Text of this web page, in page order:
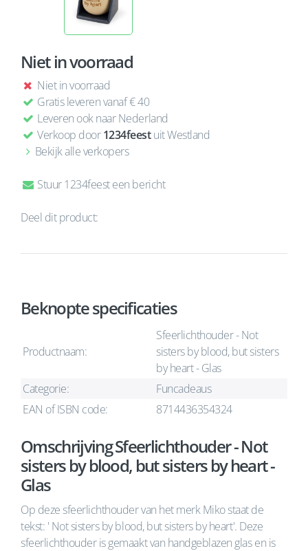
Niet in voorraad
Niet in voorraad
Gratis leveren vanaf € 40
Leveren ook naar Nederland
Verkoop door1234feestuit Westland
Bekijk alle verkopers
Stuur 1234feest een bericht
Deel dit product:
Beknopte specificaties
Productnaam:
Sfeerlichthouder - Not
sisters by blood, but sisters
by heart - Glas
Categorie:
Funcadeaus
EAN of ISBN code:
8714436354324
Omschrijving Sfeerlichthouder - Not
sisters by blood, but sisters by heart -
Glas
Op deze sfeerlichthouder van het merk Miko staat de
tekst: ' Not sisters by blood, but sisters by heart'. Deze
sfeerlichthouder is gemaakt van handgeblazen glas en is